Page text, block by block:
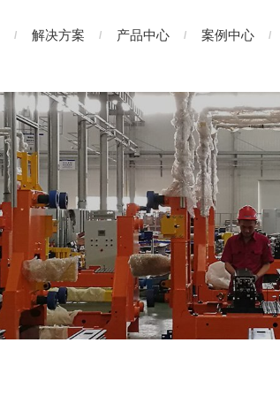
解决方案 产品中心 案例中心